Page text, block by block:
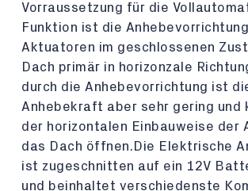
Vorraussetzung für die
Funktion ist die
Aktuatoren im geschlossenen
Dach primär in horizonzale
durch die Anhebevorrichtung ist
Anhebekraft aber sehr gering und
der horizontalen Einbauweise der
das Dach öffnen.Die Elektrische
ist zugeschnitten auf ein 12V
und beinhaltet verschiedenste